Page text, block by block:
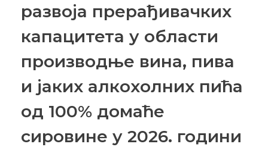
развоја прерађивачких
капацитета у области
производње вина, пива
и јаких алкохолних пића
од 100% домаће
сировине у 2026. години